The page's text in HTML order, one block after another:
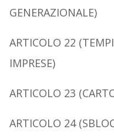
GENERAZIONALE)
ARTICOLO 22 (T
IMPRESE)
ARTICOLO 23 (C
ARTICOLO 24 (S